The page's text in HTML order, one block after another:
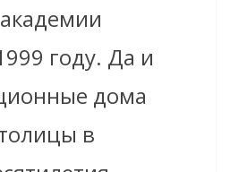
году. Да и
дома
в